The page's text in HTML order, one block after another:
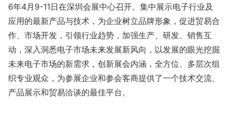
6年4月9-11日在深圳会展中心召开。 集中展示电子行业及
应用的最新产品与技术，为企业树立品牌形象，促进贸易合
作、市场开发，引领行业趋势，加强生产、研发、销售互
动，深入洞悉电子市场未来发展新风向，以发展的眼光挖掘
未来电子市场的新需求，创新展会内涵，全方位、多层次组
织专业观众，为参展企业和参会客商提供了一个技术交流、
产品展示和贸易洽谈的最佳平台。